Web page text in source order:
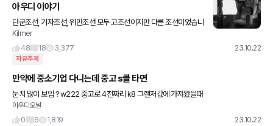
아우디 이야기
단군조선, 기자조선, 위만조선 모두 고조선이지만 다른 조선이었습니
다. 고구려, 발해, 고려 모두 같은 나라를 계승했지만 다른점이 많은
나라입니다. 아우디도 시대마다 매우 다른 아우디입니다.
Kilmer
48
18 3,377 23.10.22
자유주제
만약에 중소기업 다니는데 중고 s클 타면
눈치 많이 보임 ? w222 중고로 4천짜리 k8 그랜저값에 가져왔을때
아우디오널
0
6 1,819 23.10.22